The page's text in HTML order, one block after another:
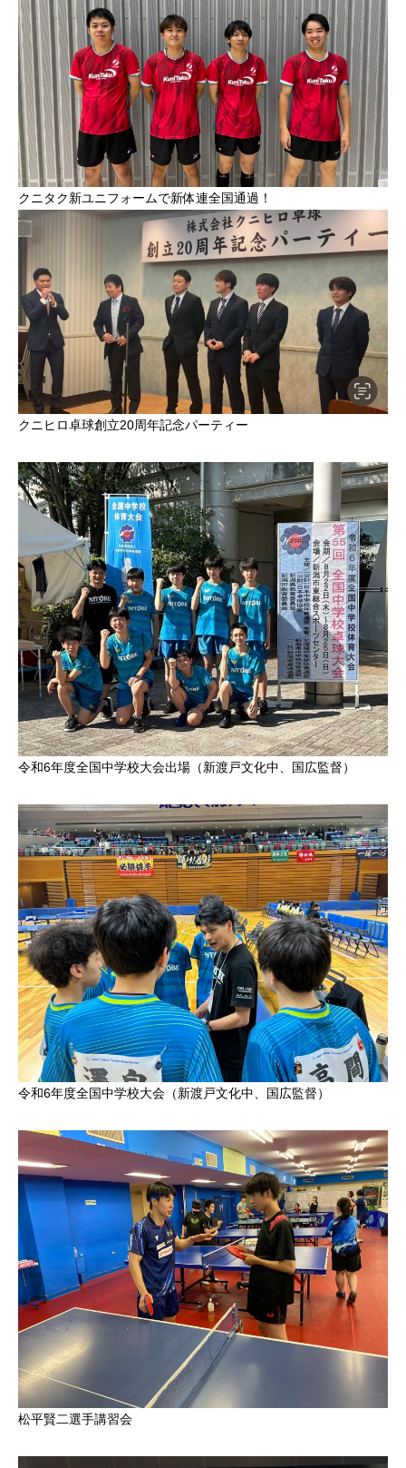
クニタク新ユニフォームで新体連全国通過！
クニヒロ卓球創立20周年記念パーティー
令和6年度全国中学校大会出場（新渡戸文化中、国広監督）
令和6年度全国中学校大会（新渡戸文化中、国広監督）
松平賢二選手講習会